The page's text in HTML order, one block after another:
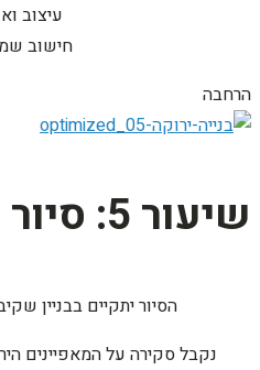
עיצוב
חישוב
הרחבה
שיעור 5: סיור
הסיור יתקיים בבניין
נקבל סקירה על המאפיינים